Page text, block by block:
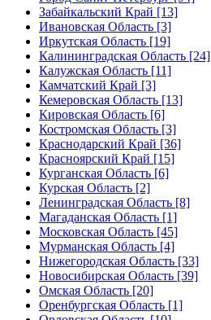
Забайкальский Край [13]
Ивановская Область [3]
Иркутская Область [19]
Калининградская Область [24]
Калужская Область [11]
Камчатский Край [3]
Кемеровская Область [13]
Кировская Область [6]
Костромская Область [3]
Краснодарский Край [36]
Красноярский Край [15]
Курганская Область [6]
Курская Область [2]
Ленинградская Область [8]
Магаданская Область [1]
Московская Область [45]
Мурманская Область [4]
Нижегородская Область [33]
Новосибирская Область [39]
Омская Область [20]
Оренбургская Область [1]